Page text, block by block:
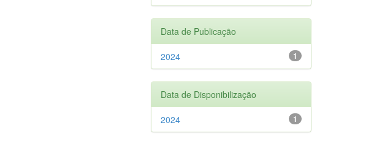
Data de Publicação
1
2024
Data de Disponibilização
1
2024